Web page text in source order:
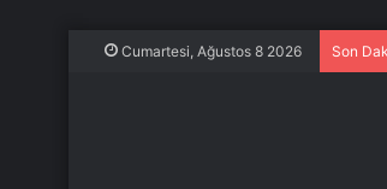
Cumartesi, Ağustos 8 2026 Son